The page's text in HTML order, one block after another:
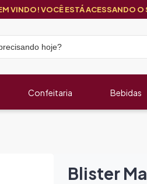
VINDO! VOCÊ ESTÁ ACESSANDO
Confeitaria Bebidas
Blister